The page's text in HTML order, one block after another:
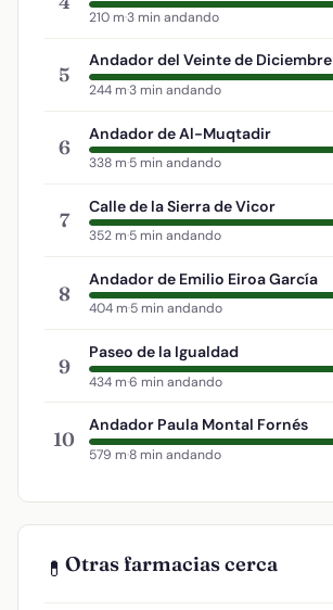
210 m·3 min andando
5
Andador del Veinte de Diciembre
244 m·3 min andando
6
Andador de Al-Muqtadir
338 m·5 min andando
7
Calle de la Sierra de Vicor
352 m·5 min andando
8
Andador de Emilio Eiroa García
404 m·5 min andando
9
Paseo de la Igualdad
434 m·6 min andando
10
Andador Paula Montal Fornés
579 m·8 min andando
💊 Otras farmacias cerca